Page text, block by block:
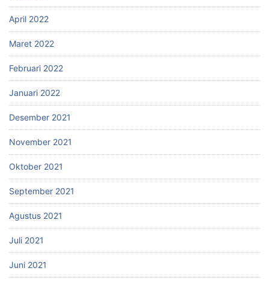
April 2022
Maret 2022
Februari 2022
Januari 2022
Desember 2021
November 2021
Oktober 2021
September 2021
Agustus 2021
Juli 2021
Juni 2021